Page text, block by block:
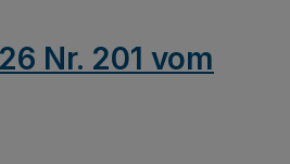
Nr. 201 vom